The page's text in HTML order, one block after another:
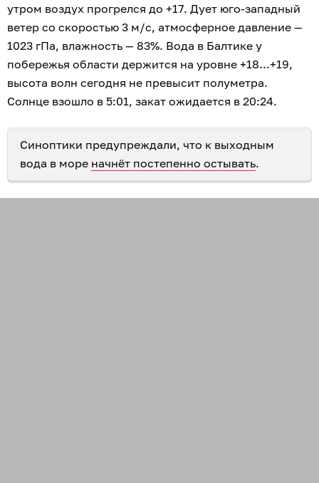
утром воздух прогрелся до +17. Дует юго-западный
ветер со скоростью 3 м/с, атмосферное давление —
1023 гПа, влажность — 83%. Вода в Балтике у
побережья области держится на уровне +18...+19,
высота волн сегодня не превысит полуметра.
Солнце взошло в 5:01, закат ожидается в 20:24.
Синоптики предупреждали, что к выходным
вода в море начнёт постепенно остывать.